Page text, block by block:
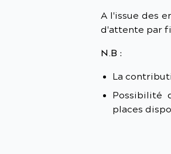
A l'issue des
d'attente par
N.B :
La
Possibilité
places